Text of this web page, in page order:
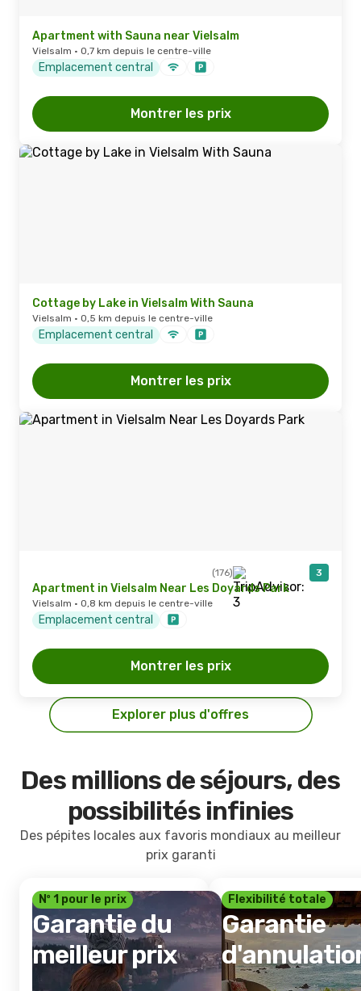
Apartment with Sauna near Vielsalm
Vielsalm · 0,7 km depuis le centre-ville
Emplacement central
Montrer les prix
Cottage by Lake in Vielsalm With Sauna
Vielsalm · 0,5 km depuis le centre-ville
Emplacement central
Montrer les prix
(176) 3
Apartment in Vielsalm Near Les Doyards Park
Vielsalm · 0,8 km depuis le centre-ville
Emplacement central
Montrer les prix
Explorer plus d'offres
Des millions de séjours, des
possibilités infinies
Des pépites locales aux favoris mondiaux au meilleur
prix garanti
Nº 1 pour le prix
Garantie du
meilleur prix
Flexibilité totale
Garantie